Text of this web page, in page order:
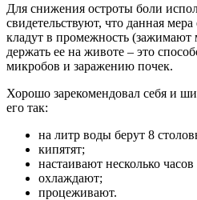
Для снижения остроты боли
свидетельствуют, что данная
кладут в промежность (зажимают
держать ее на животе – это
микробов и заражению почек.
Хорошо зарекомендовал себя и
его так:
на литр воды берут 8
кипятят;
настаивают несколько часов
охлаждают;
процеживают.